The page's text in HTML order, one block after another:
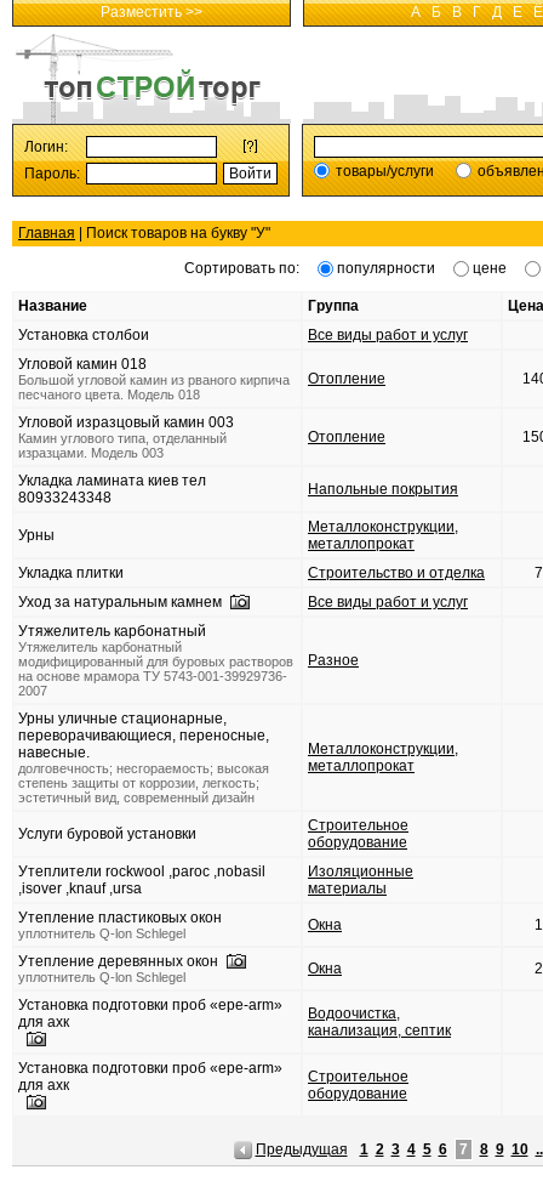
Разместить >> А Б В Г Д Е Ё
Логин:
Пароль:
товары/услуги
Главная | Поиск товаров на букву "У"
Сортировать по: популярности цене
Название Группа
Установка столбои
Все виды работ и услуг
Угловой камин 018
Большой угловой камин из рваного кирпича
песчаного цвета. Модель 018
Отопление
Угловой изразцовый камин 003
Камин углового типа, отделанный
изразцами. Модель 003
Отопление
Укладка ламината киев тел
80933243348
Напольные покрытия
Урны
Металлоконструкции,
металлопрокат
Укладка плитки
Строительство и отделка
Уход за натуральным камнем
Все виды работ и услуг
Утяжелитель карбонатный
Утяжелитель карбонатный
модифицированный для буровых растворов
на основе мрамора ТУ 5743-001-39929736-
2007
Разное
Урны уличные стационарные,
переворачивающиеся, переносные,
навесные.
долговечность; несгораемость; высокая
степень защиты от коррозии, легкость;
эстетичный вид, современный дизайн
Металлоконструкции,
металлопрокат
Услуги буровой установки
Строительное
оборудование
Утеплители rockwool ,paroc ,nobasil
,isover ,knauf ,ursa
Изоляционные
материалы
Утепление пластиковых окон
уплотнитель Q-lon Schlegel Окна
Утепление деревянных окон
уплотнитель Q-lon Schlegel Окна
Установка подготовки проб «epe-arm»
для ахк
Водоочистка,
канализация, септик
Установка подготовки проб «epe-arm»
для ахк
Строительное
оборудование
Предыдущая 1 2 3 4 5 6 7 8 9 10 ..